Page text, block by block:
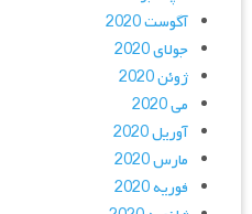
آگوست 2020
جولای 2020
ژوئن 2020
می 2020
آوریل 2020
مارس 2020
فوریه 2020